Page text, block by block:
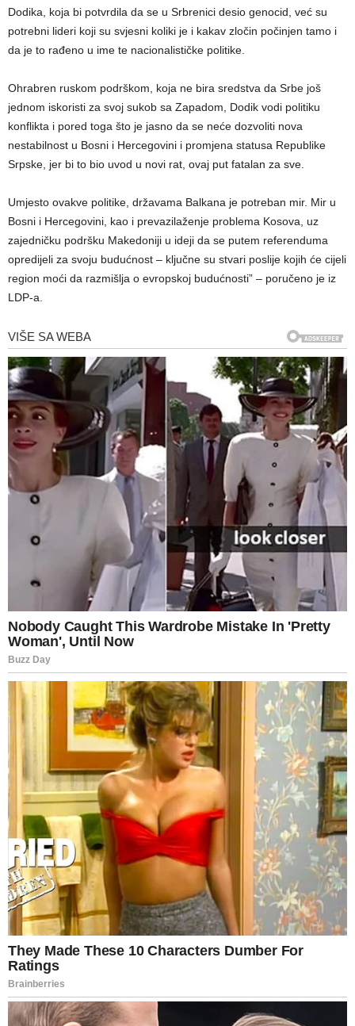
Dodika, koja bi potvrdila da se u Srbrenici desio genocid, već su
potrebni lideri koji su svjesni koliki je i kakav zločin počinjen tamo i
da je to rađeno u ime te nacionalističke politike.
Ohrabren ruskom podrškom, koja ne bira sredstva da Srbe još
jednom iskoristi za svoj sukob sa Zapadom, Dodik vodi politiku
konflikta i pored toga što je jasno da se neće dozvoliti nova
nestabilnost u Bosni i Hercegovini i promjena statusa Republike
Srpske, jer bi to bio uvod u novi rat, ovaj put fatalan za sve.
Umjesto ovakve politike, državama Balkana je potreban mir. Mir u
Bosni i Hercegovini, kao i prevazilaženje problema Kosova, uz
zajedničku podršku Makedoniji u ideji da se putem referenduma
opredijeli za svoju budućnost – ključne su stvari poslije kojih će cijeli
region moći da razmišlja o evropskoj budućnosti” – poručeno je iz
LDP-a.